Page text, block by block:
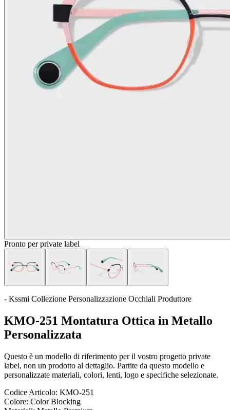
Pronto per private label
- Kssmi Collezione Personalizzazione Occhiali Produttore
KMO-251 Montatura Ottica in Metallo
Personalizzata
Questo è un modello di riferimento per il vostro progetto private
label, non un prodotto al dettaglio. Partite da questo modello e
personalizzate materiali, colori, lenti, logo e specifiche selezionate.
Codice Articolo: KMO-251
Colore: Color Blocking